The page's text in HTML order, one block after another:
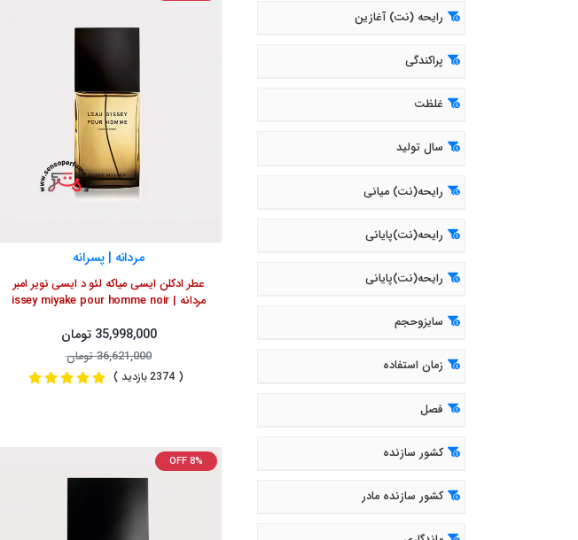
مردانه | پسرانه
عطر ادکلن ایسی میاکه لئو د ایسی نویر امبر
مردانه | issey miyake pour homme noir
35,998,000 تومان
36,621,000 تومان
( 2374 بازدید )
OFF 8%
رایحه (نت) آغازین
پراکندگی
غلظت
سال تولید
رایحه(نت) میانی
رایحه(نت)پایانی
رایحه(نت)پایانی
سایزوحجم
زمان استفاده
فصل
کشور سازنده
کشور سازنده مادر